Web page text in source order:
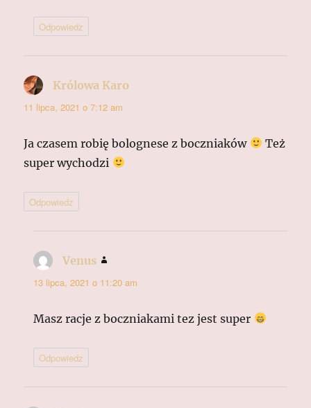
Odpowiedz
Królowa Karo
11 lipca, 2021 o 7:12 am
Ja czasem robię bolognese z boczniaków
Też
super wychodzi
Odpowiedz
Venus
13 lipca, 2021 o 11:20 am
Masz racje z boczniakami tez jest super
Odpowiedz